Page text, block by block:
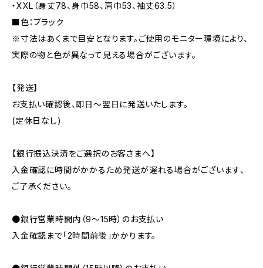
・XXL（身丈78、身巾58、肩巾53、袖丈63.5）
■色：ブラック
※寸法はあくまで目安となります。ご使用のモニター環境により、
実際の物と色が異なって見える場合がございます。
【発送】
お支払い確認後、即日〜翌日に発送いたします。
(定休日なし)
【銀行振込決済をご選択のお客さまへ】
入金確認に時間がかかるため発送が遅れる場合がございます、
ご了承ください。
●銀行営業時間内（9〜15時）のお支払い
入金確認まで「2時間前後」かかります。